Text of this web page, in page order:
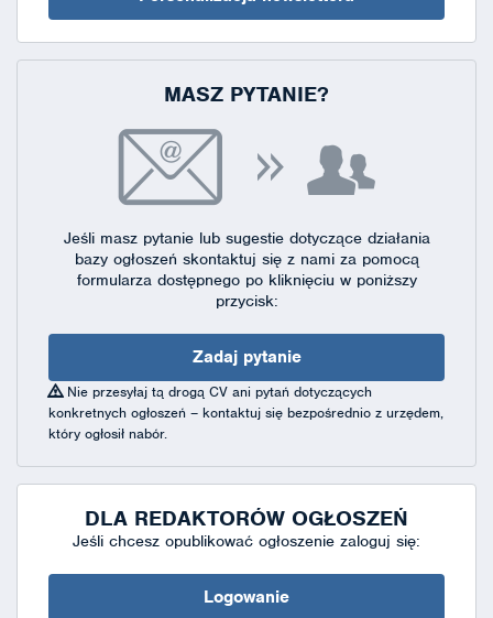
MASZ PYTANIE?
Jeśli masz pytanie lub sugestie dotyczące działania
bazy ogłoszeń skontaktuj się z nami za pomocą
formularza dostępnegopo kliknięciu w poniższy
przycisk:
Zadaj pytanie
Nie przesyłaj tą drogą CV ani pytań dotyczących
konkretnych ogłoszeń – kontaktuj się bezpośrednio z urzędem,
który ogłosił nabór.
DLA REDAKTORÓW OGŁOSZEŃ
Jeśli chcesz opublikować ogłoszenie zaloguj się:
Logowanie